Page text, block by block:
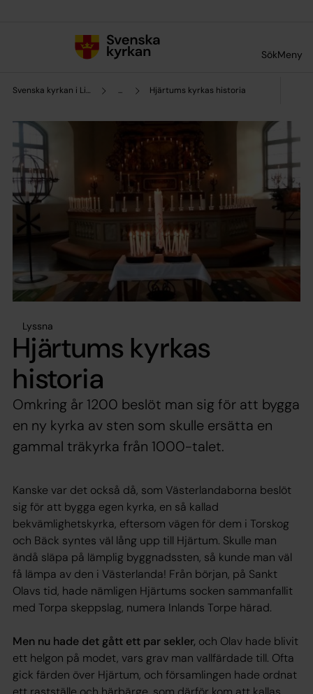
SökMeny
Svenska kyrkan i Lilla Edet ... Hjärtums kyrkas historia
Lyssna
Hjärtums kyrkas
historia
Omkring år 1200 beslöt man sig för att bygga
en ny kyrka av sten som skulle ersätta en
gammal träkyrka från 1000-talet.
Kanske var det också då, som Västerlandaborna beslöt
sig för att bygga egen kyrka, en så kallad
bekvämlighetskyrka, eftersom vägen för dem i Torskog
och Bäck syntes väl lång upp till Hjärtum. Skulle man
ändå släpa på lämplig byggnadssten, så kunde man väl
få lämpa av den i Västerlanda! Från början, på Sankt
Olavs tid, hade nämligen Hjärtums socken sammanfallit
med Torpa skeppslag, numera Inlands Torpe härad.
Men nu hade det gått ett par sekler, och Olav hade blivit
ett helgon på modet, vars grav man vallfärdade till. Ofta
gick färden över Hjärtum, och församlingen hade ordnat